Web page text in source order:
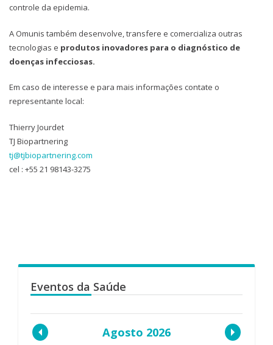
controle da epidemia.
A Omunis também desenvolve, transfere e comercializa outras
tecnologias e produtos inovadores para o diagnóstico de
doenças infecciosas.
Em caso de interesse e para mais informações contate o
representante local:
Thierry Jourdet
TJ Biopartnering
tj@tjbiopartnering.com
cel : +55 21 98143-3275
Eventos da Saúde
Agosto 2026